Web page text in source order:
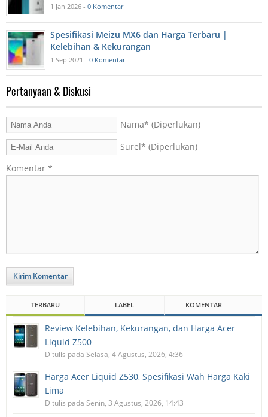
1 Jan 2026 - 0 Komentar
Spesifikasi Meizu MX6 dan Harga Terbaru |
Kelebihan & Kekurangan
1 Sep 2021 - 0 Komentar
Pertanyaan & Diskusi
Nama* (Diperlukan)
Surel* (Diperlukan)
Komentar *
Kirim Komentar
TERBARU LABEL KOMENTAR
Review Kelebihan, Kekurangan, dan Harga Acer
Liquid Z500
Ditulis pada Selasa, 4 Agustus, 2026, 4:36
Harga Acer Liquid Z530, Spesifikasi Wah Harga Kaki
Lima
Ditulis pada Senin, 3 Agustus, 2026, 14:43